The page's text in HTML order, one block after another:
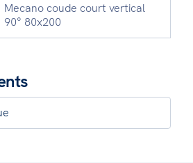
Mecano coude court vertical
90° 80x200